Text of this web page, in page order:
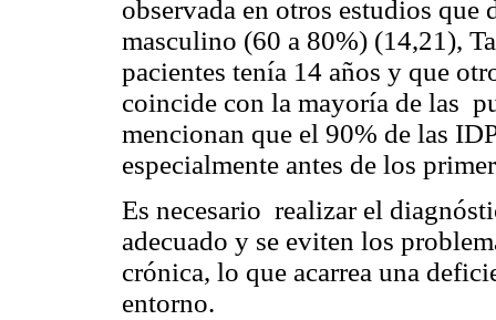
observada en otros estudios
masculino (60 a 80%) (14,21),
pacientes tenía 14 años y que
coincide con la mayoría de las
mencionan que el 90% de las
especialmente antes de los
Es necesario realizar el
adecuado y se eviten los
crónica, lo que acarrea una
entorno.